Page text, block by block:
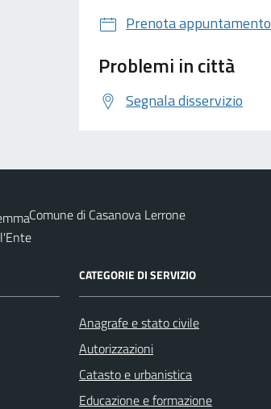
Prenota appuntamento
Problemi in città
Segnala disservizio
Comune di Casanova Lerrone
CATEGORIE DI SERVIZIO
Anagrafe e stato civile
Autorizzazioni
Catasto e urbanistica
Educazione e formazione